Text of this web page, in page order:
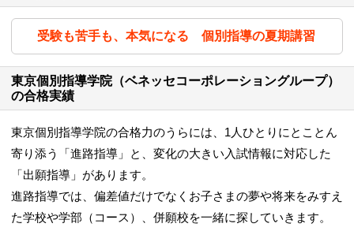
受験も苦手も、本気になる 個別指導の夏期講習
東京個別指導学院（ベネッセコーポレーショングループ）
の合格実績
東京個別指導学院の合格力のうらには、1人ひとりにとことん
寄り添う「進路指導」と、変化の大きい入試情報に対応した
「出願指導」があります。
進路指導では、偏差値だけでなくお子さまの夢や将来をみすえ
た学校や学部（コース）、併願校を一緒に探していきます。